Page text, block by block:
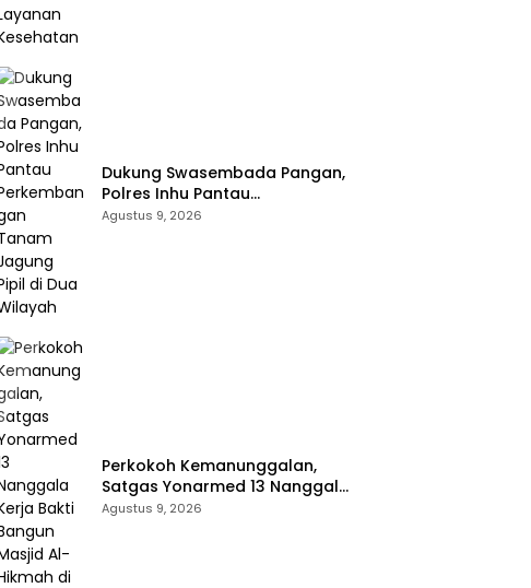
Dukung Swasembada Pangan,
Polres Inhu Pantau
Perkembangan Tanam Jagung
Agustus 9, 2026
Perkokoh Kemanunggalan,
Satgas Yonarmed 13 Nanggala
Kerja Bakti Bangun Masjid Al-
Agustus 9, 2026